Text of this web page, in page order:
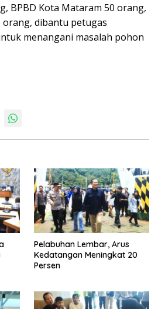
BPBD Kota Mataram 50 orang,
orang, dibantu petugas
menangani masalah pohon
Pelabuhan Lembar, Arus
Kedatangan Meningkat 20
Persen